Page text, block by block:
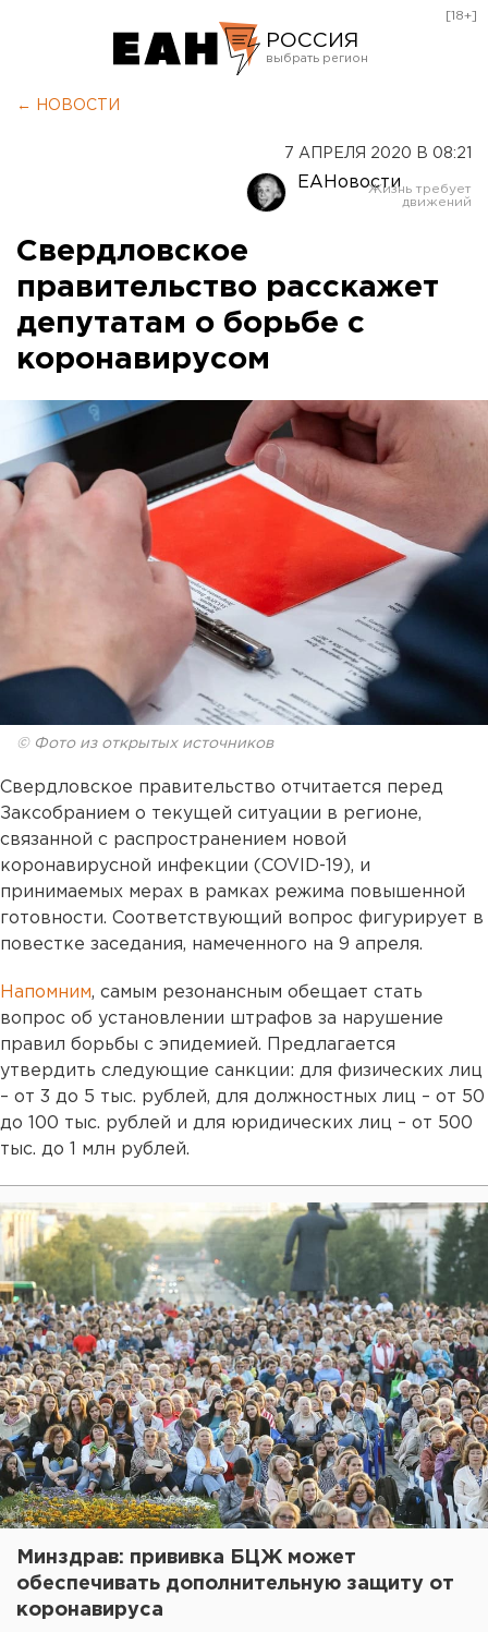
РОССИЯ
Оренбург
[18+]
← НОВОСТИ
7 АПРЕЛЯ 2020 В 08:21
ЕАНовости
Свердловское
правительство расскажет
депутатам о борьбе с
коронавирусом
© Фото из открытых источников
Свердловское правительство отчитается перед
Заксобранием о текущей ситуации в регионе,
связанной с распространением новой
коронавирусной инфекции (COVID-19), и
принимаемых мерах в рамках режима повышенной
готовности. Соответствующий вопрос фигурирует в
повестке заседания, намеченного на 9 апреля.
Напомним, самым резонансным обещает стать
вопрос об установлении штрафов за нарушение
правил борьбы с эпидемией. Предлагается
утвердить следующие санкции: для физических лиц
– от 3 до 5 тыс. рублей, для должностных лиц – от 50
до 100 тыс. рублей и для юридических лиц – от 500
тыс. до 1 млн рублей.
Минздрав: прививка БЦЖ может
обеспечивать дополнительную защиту от
коронавируса